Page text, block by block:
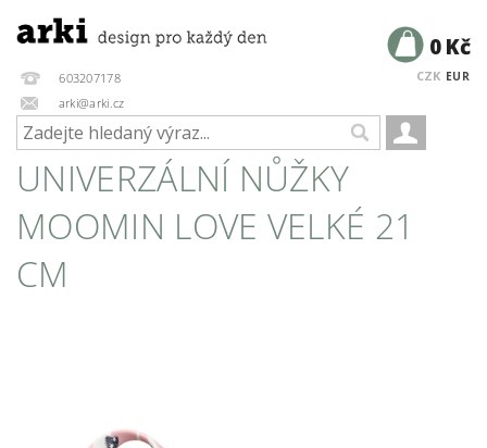
603207178
arki@arki.cz
CZK EUR
0 Kč
UNIVERZÁLNÍ NŮŽKY
MOOMIN LOVE VELKÉ 21
CM